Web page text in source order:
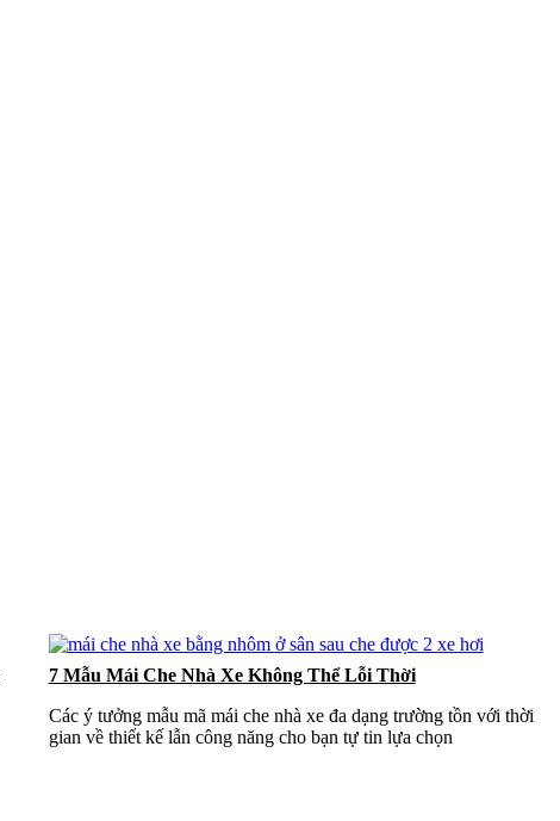
7 Mẫu Mái Che Nhà Xe Không Thể Lỗi Thời
Các ý tưởng mẫu mã mái che nhà xe đa dạng trường tồn với thời
gian về thiết kế lẫn công năng cho bạn tự tin lựa chọn